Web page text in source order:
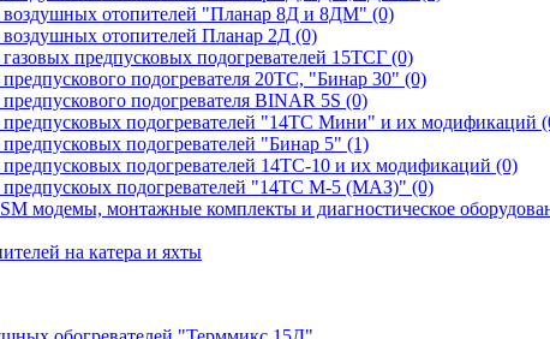
воздушных отопителей "Планар 8Д и 8ДМ" (0)
воздушных отопителей Планар 2Д (0)
предпусковых подогревателей 15ТСГ (0)
подогревателя 20ТС, "Бинар 30" (0)
подогревателя BINAR 5S (0)
предпусковых подогревателей "14ТС Мини" и их модификаций
подогревателей "Бинар 5" (1)
предпусковых подогревателей 14ТС-10 и их модификаций (0)
предпускоых подогревателей "14ТС М-5 (МАЗ)" (0)
модемы, монтажные комплекты и диагностическое
на катера и яхты